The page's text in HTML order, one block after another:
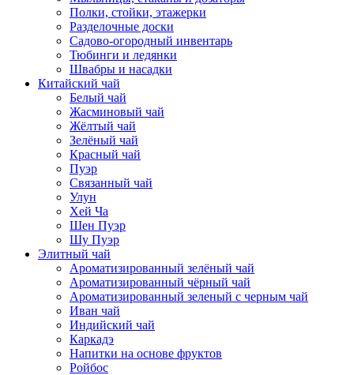
Полки, стойки, этажерки
Разделочные доски
Садово-огородный инвентарь
Тюбинги и ледянки
Швабры и насадки
Китайский чай
Белый чай
Жасминовый чай
Жёлтый чай
Зелёный чай
Красный чай
Пуэр
Связанный чай
Улун
Хей Ча
Шен Пуэр
Шу Пуэр
Элитный чай
Ароматизированный зелёный чай
Ароматизированный чёрный чай
Ароматизированный зеленый с черным чай
Иван чай
Индийский чай
Каркадэ
Напитки на основе фруктов
Ройбос